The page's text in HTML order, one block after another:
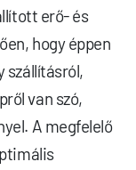
erő- és
hogy éppen
szállításról,
van szó,
A megfelelő